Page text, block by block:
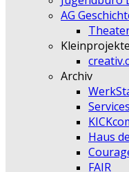
AG
Kleinprojekte
Archiv
Haus
FAIR